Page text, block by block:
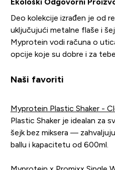
Deo kolekcije izrađen je od
uključujući metalne flaše i
Myprotein vodi računa o
opcije koje su dobre i za
Naši favoriti
Myprotein Plastic Shaker -
Plastic Shaker je idealan za
šejk bez miksera —
ballu i kapacitetu od 600ml.